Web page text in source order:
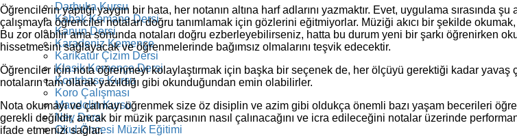
Darbuka Kursu
Kabak Kemane Dersi
Kanun Dersi
Karadeniz Kemençe
Karikatür Çizim Dersi
Klasik Kemençe Dersi
Kontrbass Kursu
Koro Çalışması
Mandolin Kursu
Ney Dersi
Okul Öncesi Müzik Eğitimi
Öğrencilerin yaptığı yaygın bir hata, her notanın altına harf adlarını yazmaktır. Evet, uygulama sırasında
çalışmayla öğrenciler notaları doğru tanımlamak için gözlerini eğitmiyorlar. Müziği akıcı bir şekilde
Bu zor olabilir ama sonunda notaları doğru ezberleyebilirseniz, hatta bu durum yeni bir şarkı öğrenirken
hissetmesini sağlayacak ve öğrenmelerinde bağımsız olmalarını teşvik edecektir.
Öğrenciler için nota öğrenmeyi kolaylaştırmak için başka bir seçenek de, her ölçüyü gerektiği kadar
notaların tam olarak yazıldığı gibi okunduğundan emin olabilirler.
Nota okumayı ve çalmayı öğrenmek size öz disiplin ve azim gibi oldukça önemli bazı yaşam becerileri
gerekli değildir, ancak bir müzik parçasının nasıl çalınacağını ve icra edileceğini notalar üzerinde
ifade etmenizi sağlar.